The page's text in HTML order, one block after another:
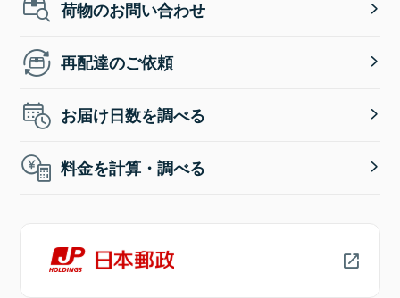
荷物のお問い合わせ
再配達のご依頼
お届け日数を調べる
料金を計算・調べる